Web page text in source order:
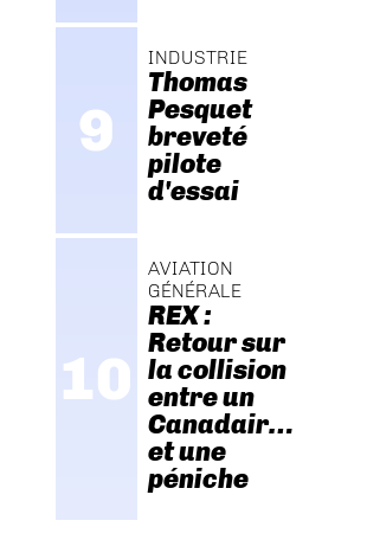
INDUSTRIE
Thomas
Pesquet
breveté
pilote
d'essai
AVIATION
GÉNÉRALE
REX :
Retour sur
la collision
entre un
Canadair…
et une
péniche